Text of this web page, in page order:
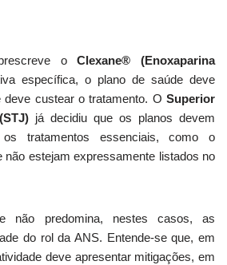
oClexane® (Enoxaparina
específica, o plano de saúde deve
deve custear o tratamento. O Superior
já decidiu que os planos devem
tratamentos essenciais, como o
estejam expressamente listados no
não predomina, nestes casos, as
do rol da ANS. Entende-se que, em
deve apresentar mitigações, em